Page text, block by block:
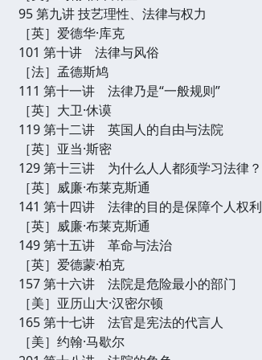
95 第九讲 技艺理性、法律与权力
［英］爱德华·库克
101 第十讲 法律与风俗
［法］孟德斯鸠
111 第十一讲 法律乃是“一般规则”
［英］大卫·休谟
119 第十二讲 英国人的自由与法院
［英］亚当·斯密
129 第十三讲 为什么人人都须学习法律？
［英］威廉·布莱克斯通
141 第十四讲 法律的目的是保障个人权利
［英］威廉·布莱克斯通
149 第十五讲 革命与法治
［英］爱德蒙·柏克
157 第十六讲 法院是危险最小的部门
［美］亚历山大·汉密尔顿
165 第十七讲 法官是宪法的代言人
［美］约翰·马歇尔